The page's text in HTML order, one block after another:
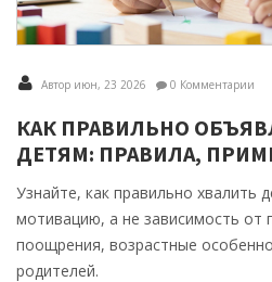
Автор июн, 23 2026 0 Комментарии
КАК ПРАВИЛЬНО
ДЕТЯМ: ПРАВИЛА,
Узнайте, как правильно хвалить
мотивацию, а не зависимость от
поощрения, возрастные
родителей.